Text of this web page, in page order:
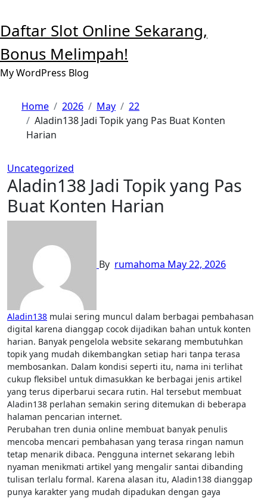
content
Daftar Slot Online Sekarang,
Bonus Melimpah!
My WordPress Blog
Home 2026 May
22
Aladin138 Jadi Topik yang Pas Buat Konten
Harian
Uncategorized
Aladin138 Jadi Topik yang Pas
Buat Konten Harian
By rumahoma May 22, 2026
Aladin138 mulai sering muncul dalam berbagai pembahasan
digital karena dianggap cocok dijadikan bahan untuk konten
harian. Banyak pengelola website sekarang membutuhkan
topik yang mudah dikembangkan setiap hari tanpa terasa
membosankan. Dalam kondisi seperti itu, nama ini terlihat
cukup fleksibel untuk dimasukkan ke berbagai jenis artikel
yang terus diperbarui secara rutin. Hal tersebut membuat
Aladin138 perlahan semakin sering ditemukan di beberapa
halaman pencarian internet.
Perubahan tren dunia online membuat banyak penulis
mencoba mencari pembahasan yang terasa ringan namun
tetap menarik dibaca. Pengguna internet sekarang lebih
nyaman menikmati artikel yang mengalir santai dibanding
tulisan terlalu formal. Karena alasan itu, Aladin138 dianggap
punya karakter yang mudah dipadukan dengan gaya